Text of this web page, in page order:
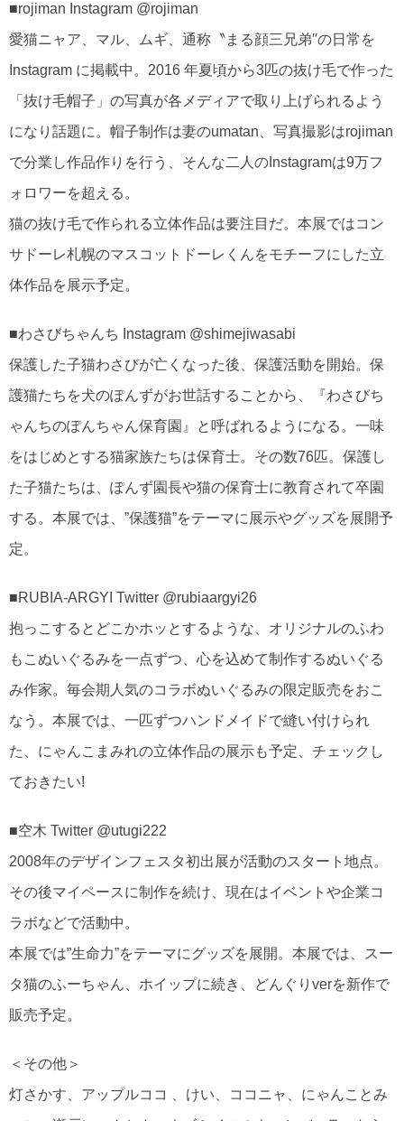
■rojiman Instagram @rojiman
愛猫ニャア、マル、ムギ、通称〝まる顔三兄弟′′の日常を
Instagram に掲載中。2016 年夏頃から3匹の抜け毛で作った
「抜け毛帽子」の写真が各メディアで取り上げられるよう
になり話題に。帽子制作は妻のumatan、写真撮影はrojiman
で分業し作品作りを行う、そんな二人のInstagramは9万フ
ォロワーを超える。
猫の抜け毛で作られる立体作品は要注目だ。本展ではコン
サドーレ札幌のマスコットドーレくんをモチーフにした立
体作品を展示予定。
■わさびちゃんち Instagram @shimejiwasabi
保護した子猫わさびが亡くなった後、保護活動を開始。保
護猫たちを犬のぽんずがお世話することから、『わさびち
ゃんちのぽんちゃん保育園』と呼ばれるようになる。一味
をはじめとする猫家族たちは保育士。その数76匹。保護し
た子猫たちは、ぽんず園長や猫の保育士に教育されて卒園
する。本展では、”保護猫”をテーマに展示やグッズを展開予
定。
■RUBIA-ARGYI Twitter @rubiaargyi26
抱っこするとどこかホッとするような、オリジナルのふわ
もこぬいぐるみを一点ずつ、心を込めて制作するぬいぐる
み作家。毎会期人気のコラボぬいぐるみの限定販売をおこ
なう。本展では、一匹ずつハンドメイドで縫い付けられ
た、にゃんこまみれの立体作品の展示も予定、チェックし
ておきたい!
■空木 Twitter @utugi222
2008年のデザインフェスタ初出展が活動のスタート地点。
その後マイペースに制作を続け、現在はイベントや企業コ
ラボなどで活動中。
本展では”生命力”をテーマにグッズを展開。本展では、スー
タ猫のふーちゃん、ホイップに続き、どんぐりverを新作で
販売予定。
＜その他＞
灯さかす、アップルココ 、けい、ココニャ、にゃんことみ